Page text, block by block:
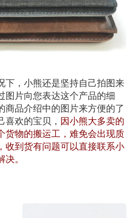
下，小熊还是坚持自己拍图来
图片向您表达这个产品的细
商品介绍中的图片来方便的了
喜欢的宝贝， 因小熊大多卖的
货物的搬运工，难免会出现质
收到货有问题可以直接联系小
。